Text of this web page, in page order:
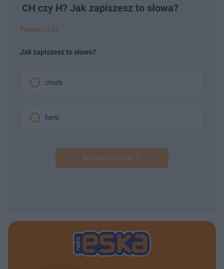
CH czy H? Jak zapiszesz to słowa?
Pytanie 1 z 25
Jak zapiszesz to słowo?
cherb
herb
Następne pytanie